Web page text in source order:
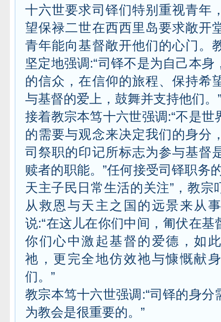
十六世要求司铎们特别重视青年
望保禄二世在西西里岛要求敞开
青年能向基督敞开他们的心门。
坚定地强调:“司铎不是为自己本身
的信众，在信仰的旅程、保持希
与基督的爱上，鼓舞并支持他们。
接着教宗本笃十六世强调:“不是世
的需要与观念来决定我们的身分
司祭职的印记所标志为参与基督
赎者的职能。”任何接受司铎职务
天主子民日常生活的关注”，教宗
从救恩与天主之国的远景来从
说:“在这儿在你们中间，匍伏在基
你们心中激起基督的爱德，如
祂，更完全地仿效祂与慷慨献
们。”
教宗本笃十六世强调:“司铎的身分
为教会是很重要的。”